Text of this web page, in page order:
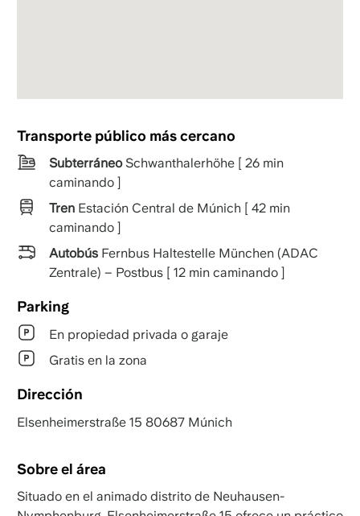
Transporte público más cercano
SubterráneoSchwanthalerhöhe [ 26 min
caminando ]
TrenEstación Central de Múnich [ 42 min
caminando ]
AutobúsFernbus Haltestelle München (ADAC
Zentrale) – Postbus [ 12 min caminando ]
Parking
En propiedad privada o garaje
Gratis en la zona
Dirección
Elsenheimerstraße 15 80687 Múnich
Sobre el área
Situado en el animado distrito de Neuhausen-